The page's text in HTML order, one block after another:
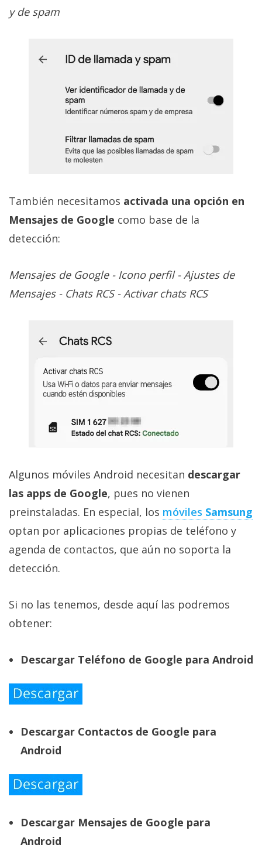
y de spam
También necesitamos activada una opción en
Mensajes de Google como base de la
detección:
Mensajes de Google - Icono perfil - Ajustes de
Mensajes - Chats RCS - Activar chats RCS
Algunos móviles Android necesitan descargar
las apps de Google, pues no vienen
preinstaladas. En especial, los móviles Samsung
optan por aplicaciones propias de teléfono y
agenda de contactos, que aún no soporta la
detección.
Si no las tenemos, desde aquí las podremos
obtener:
Descargar Teléfono de Google para Android
Descargar Contactos de Google para
Android
Descargar Mensajes de Google para
Android